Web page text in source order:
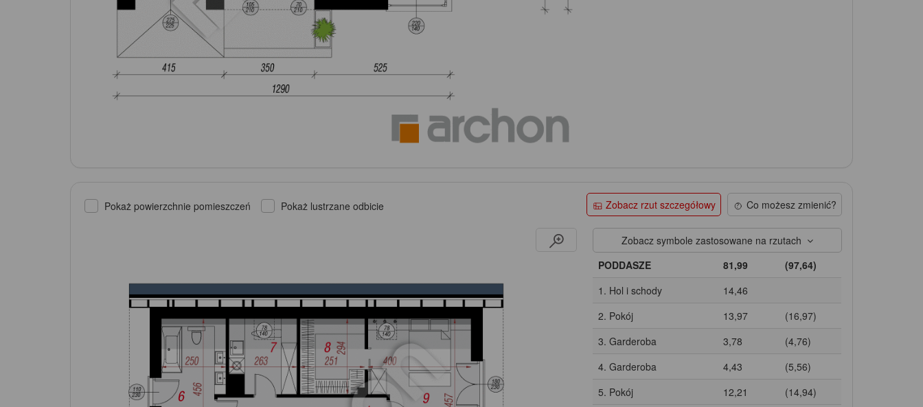
Pokaż powierzchnie pomieszczeń Pokaż lustrzane odbicie Zobacz rzut szczegółowy Co możesz zmienić?
Zobacz symbole zastosowane na rzutach
PODDASZE
81,99
(97,64)
1. Hol i schody
14,46
2. Pokój
13,97
(16,97)
3. Garderoba
3,78
(4,76)
4. Garderoba
4,43
(5,56)
5. Pokój
12,21
(14,94)